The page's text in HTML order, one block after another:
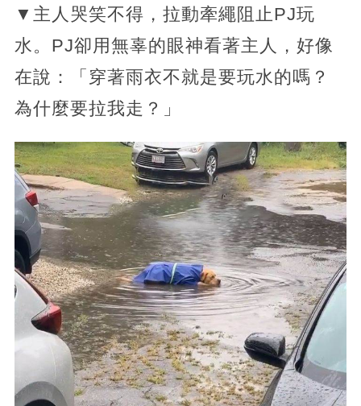
▼主人哭笑不得，拉動牽繩阻止PJ玩
水。PJ卻用無辜的眼神看著主人，好像
在說：「穿著雨衣不就是要玩水的嗎？
為什麼要拉我走？」